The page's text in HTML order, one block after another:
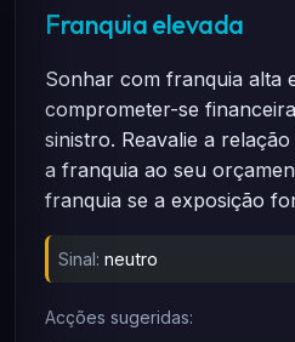
Franquia elevada
Sonhar com franquia alta
comprometer-se
sinistro. Reavalie a
a franquia ao seu
franquia se a exposição
Sinal: neutro
Acções sugeridas: